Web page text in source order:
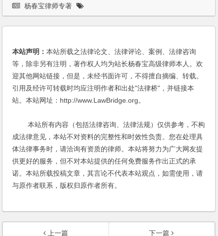
杨春宝律师专著
本站声明：本站所载之法律论文、法律评论、案例、法律咨询
等，除非另有注明，著作权人均为站长杨春宝高级律师本人。欢
迎其他网站链接，但是，未经书面许可，不得擅自摘编、转载。
引用及经许可转载时均应注明作者和出处"法律桥"，并链接本
站。本站网址：http://www.LawBridge.org。
本站所有内容（包括法律咨询、法律法规）仅供参考，不构
成法律意见，本站不对资料的完整性和时效性负责。您在处理具
体法律事务时，请洽询有资质的律师。本站将努力为广大网友提
供更好的服务，但不对本站提供的任何免费服务作出正式的承
诺。本站所载投稿文章，其言论不代表本站观点，如需使用，请
与原作者联系，版权归原作者所有。
上一篇 下一篇